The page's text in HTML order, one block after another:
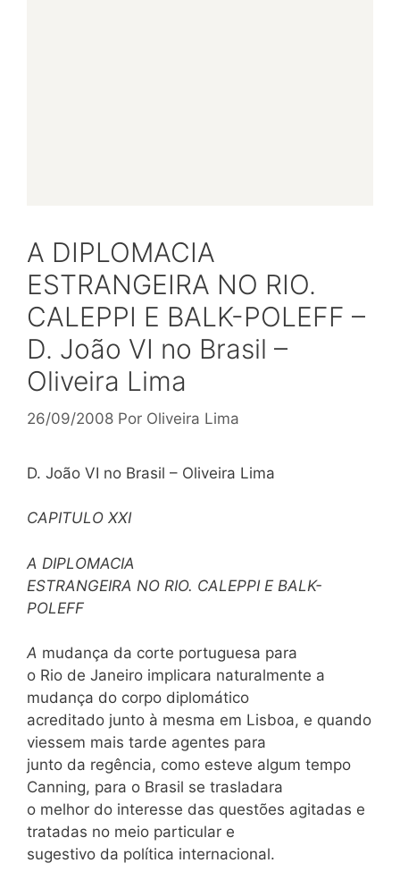
A DIPLOMACIA
ESTRANGEIRA NO RIO.
CALEPPI E BALK-POLEFF –
D. João VI no Brasil –
Oliveira Lima
26/09/2008 Por Oliveira Lima
D. João VI no Brasil – Oliveira Lima
CAPITULO XXI
A DIPLOMACIA
ESTRANGEIRA NO RIO. CALEPPI E BALK-
POLEFF
A mudança da corte portuguesa para
o Rio de Janeiro implicara naturalmente a
mudança do corpo diplomático
acreditado junto à mesma em Lisboa, e quando
viessem mais tarde agentes para
junto da regência, como esteve algum tempo
Canning, para o Brasil se trasladara
o melhor do interesse das questões agitadas e
tratadas no meio particular e
sugestivo da política internacional.